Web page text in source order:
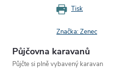
Tisk
Značka:Zenec
Půjčovna karavanů
Půjčte si plně vybavený karavan